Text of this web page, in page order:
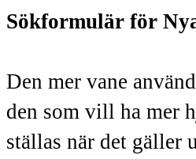
Sökformulär för
Den mer vane
den som vill ha mer
ställas när det gäller